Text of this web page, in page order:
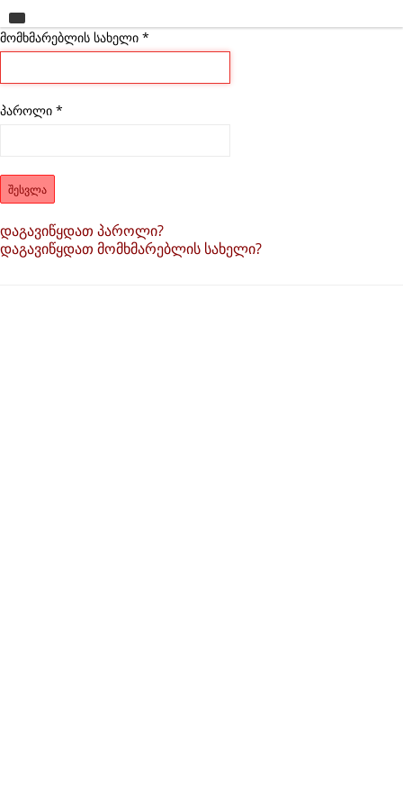
მთავარი
საგანმანათლებლო ერთეულები
კვლევა
კონტაქტი
მომხმარებლის სახელი *
პაროლი *
ᲨᲔᲡᲕᲚᲐ
დაგავიწყდათ პაროლი?
დაგავიწყდათ მომხმარებლის სახელი?